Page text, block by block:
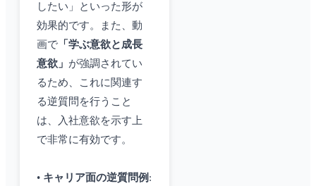
したい」といった形が
効果的です。また、動
画で 「学ぶ意欲と成長
意欲」 が強調されてい
るため、これに関連す
る逆質問を行うこと
は、入社意欲を示す上
で非常に有効です。
• キャリア面の逆質問例 :